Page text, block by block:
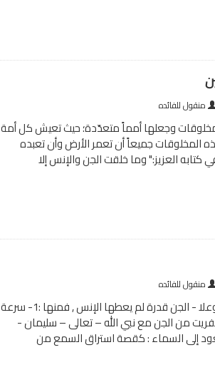
منقول للفائده
وجعلها أمماً متعدّدة؛ حيث تعيش كل أمة
المخلوقات جميعاً أن تعمر الأرض وأن تعبده
العزيز:" وما خلقت الجن والإنس إلا
منقول للفائده
قدُرات الجنأعطى الله - جل وعلا - الجن قدرة لم يعطها الإنس , فمنها :1- سرعة
من الجن مع نبي الله – تعالى – سليمان -
سرعة الصعود إلى السماء : كقصة استراق السمع من